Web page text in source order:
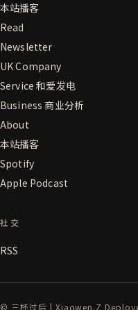
本站播客
Read
Newsletter
UK Company
Service 和爱发电
Business 商业分析
About
本站播客
Spotify
Apple Podcast
社交
RSS
© 三杯过后 | Xiaowen.Z